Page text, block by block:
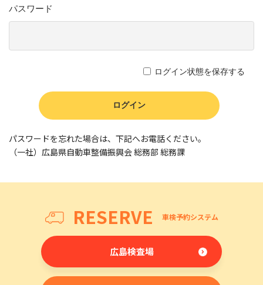
パスワード
ログイン状態を保存する
パスワードを忘れた場合は、下記へお電話ください。
（一社）広島県自動車整備振興会 総務部 総務課
RESERVE 車検予約システム
広島検査場